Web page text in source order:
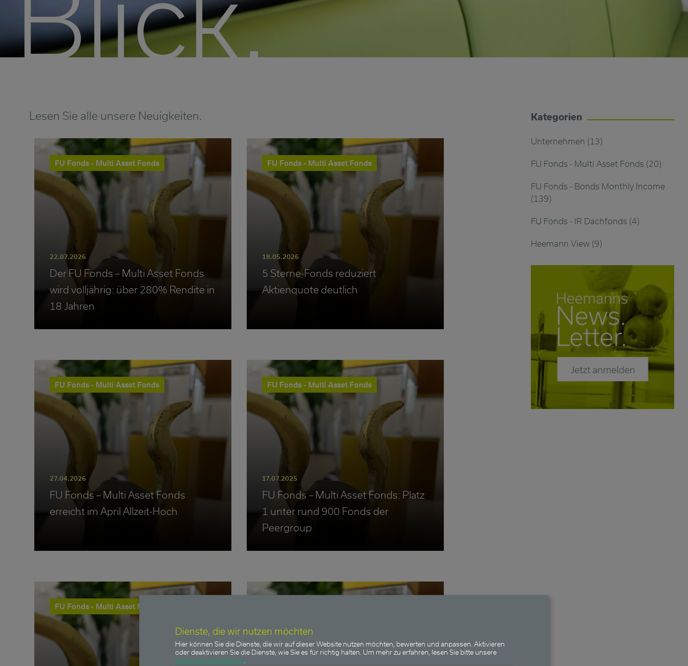
Lesen Sie alle unsere Neuigkeiten.
FU Fonds - Multi Asset Fonds
22.07.2026
Der FU Fonds – Multi Asset Fonds
wird volljährig: über 280% Rendite in
18 Jahren
FU Fonds - Multi Asset Fonds
18.05.2026
5 Sterne-Fonds reduziert
Aktienquote deutlich
FU Fonds - Multi Asset Fonds
27.04.2026
FU Fonds – Multi Asset Fonds
erreicht im April Allzeit-Hoch
FU Fonds - Multi Asset Fonds
17.07.2025
FU Fonds – Multi Asset Fonds: Platz
1 unter rund 900 Fonds der
Peergroup
FU Fonds - Multi Asset Fonds
Kategorien
Unternehmen (13)
FU Fonds - Multi Asset Fonds (20)
FU Fonds - Bonds Monthly Income
(139)
FU Fonds - IR Dachfonds (4)
Heemann View (9)
Dienste, die wir nutzen möchten
Hier können Sie die Dienste, die wir auf dieser Website nutzen möchten, bewerten und anpassen. Aktivieren
oder deaktivieren Sie die Dienste, wie Sie es für richtig halten. Um mehr zu erfahren, lesen Sie bitte unsere
Datenschutzerklärung.